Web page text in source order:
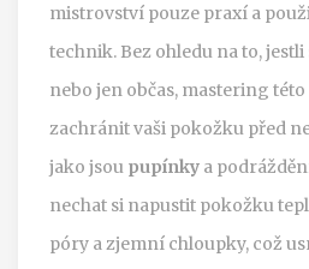
mistrovství pouze praxí a
technik. Bez ohledu na to,
nebo jen občas, mastering
zachránit vaši pokožku před
jako jsou pupínky a
nechat si napustit pokožku
póry a zjemní chloupky, což